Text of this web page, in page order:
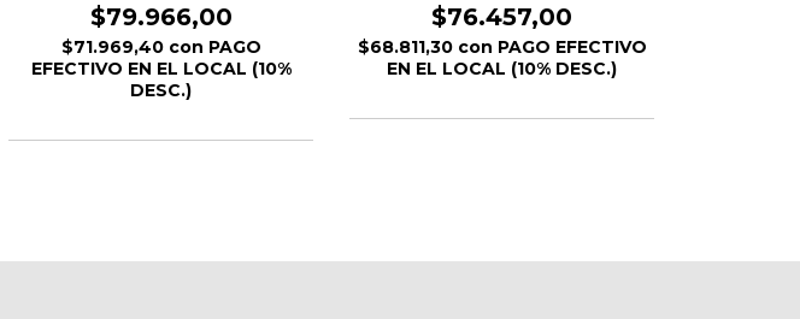
$79.966,00
$71.969,40 con PAGO
EFECTIVO EN EL LOCAL (10%
DESC.)
$76.457,00
$68.811,30 con PAGO EFECTIVO
EN EL LOCAL (10% DESC.)